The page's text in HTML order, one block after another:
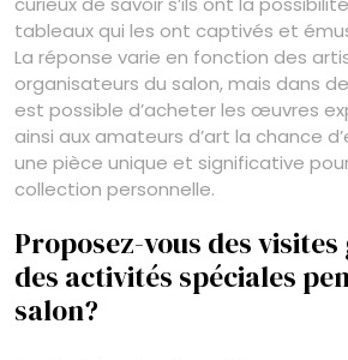
tableaux qui les ont captivés et
La réponse varie en fonction des
organisateurs du salon, mais dans
est possible d’acheter les œuvres
ainsi aux amateurs d’art la chance
une pièce unique et significative
collection personnelle.
Proposez-vous des visites
des activités spéciales
salon?